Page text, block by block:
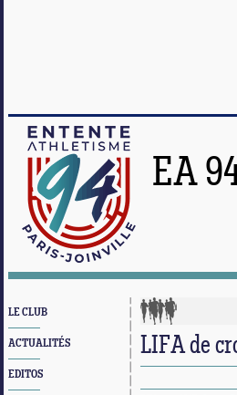
EA
LE CLUB
ACTUALITÉS
EDITOS
LIFA de